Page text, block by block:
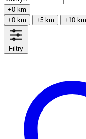
+0 km
+0 km
+5 km +10 km
Filtry